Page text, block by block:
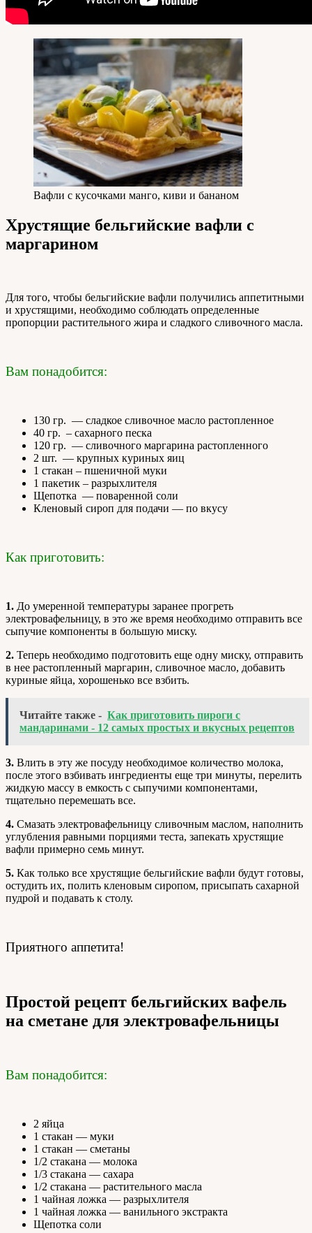
Вафли с кусочками манго, киви и бананом
Хрустящие бельгийские вафли с
маргарином
Для того, чтобы бельгийские вафли получились аппетитными
и хрустящими, необходимо соблюдать определенные
пропорции растительного жира и сладкого сливочного масла.
Вам понадобится:
130 гр. — сладкое сливочное масло растопленное
40 гр. – сахарного песка
120 гр. — сливочного маргарина растопленного
2 шт. — крупных куриных яиц
1 стакан – пшеничной муки
1 пакетик – разрыхлителя
Щепотка — поваренной соли
Кленовый сироп для подачи — по вкусу
Как приготовить:
1. До умеренной температуры заранее прогреть
электровафельницу, в это же время необходимо отправить все
сыпучие компоненты в большую миску.
2. Теперь необходимо подготовить еще одну миску, отправить
в нее растопленный маргарин, сливочное масло, добавить
куриные яйца, хорошенько все взбить.
Читайте также - Как приготовить пироги с
мандаринами - 12 самых простых и вкусных рецептов
3. Влить в эту же посуду необходимое количество молока,
после этого взбивать ингредиенты еще три минуты, перелить
жидкую массу в емкость с сыпучими компонентами,
тщательно перемешать все.
4. Смазать электровафельницу сливочным маслом, наполнить
углубления равными порциями теста, запекать хрустящие
вафли примерно семь минут.
5. Как только все хрустящие бельгийские вафли будут готовы,
остудить их, полить кленовым сиропом, присыпать сахарной
пудрой и подавать к столу.
Приятного аппетита!
Простой рецепт бельгийских вафель
на сметане для электровафельницы
Вам понадобится:
2 яйца
1 стакан — муки
1 стакан — сметаны
1/2 стакана — молока
1/3 стакана — сахара
1/2 стакана — растительного масла
1 чайная ложка — разрыхлителя
1 чайная ложка — ванильного экстракта
Щепотка соли